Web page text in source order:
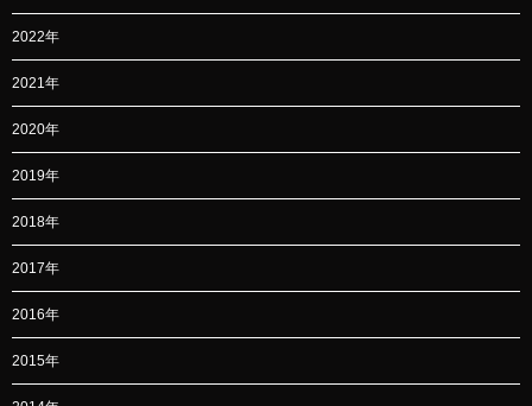
2022年
2021年
2020年
2019年
2018年
2017年
2016年
2015年